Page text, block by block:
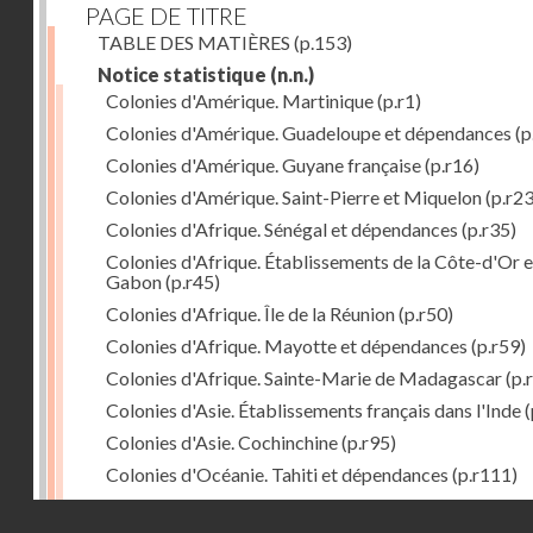
PAGE DE TITRE
TABLE DES MATIÈRES (p.153)
Notice statistique (n.n.)
Colonies d'Amérique. Martinique(p.r1)
Colonies d'Amérique. Guadeloupe et dépendances
Colonies d'Amérique. Guyane française(p.r16)
Colonies d'Amérique. Saint-Pierre et Miquelon
Colonies d'Afrique. Sénégal et dépendances (p.r35)
Colonies d'Afrique. Établissements de la Côte-d'Or
Gabon(p.r45)
Colonies d'Afrique. Île de la Réunion(p.r50)
Colonies d'Afrique. Mayotte et dépendances (p.r59)
Colonies d'Afrique. Sainte-Marie de Madagascar
Colonies d'Asie. Établissements français dans l'Inde
Colonies d'Asie. Cochinchine(p.r95)
Colonies d'Océanie. Tahiti et dépendances (p.r111)
Colonies d'Océanie. Nouvelle-Calédonie(p.r130)